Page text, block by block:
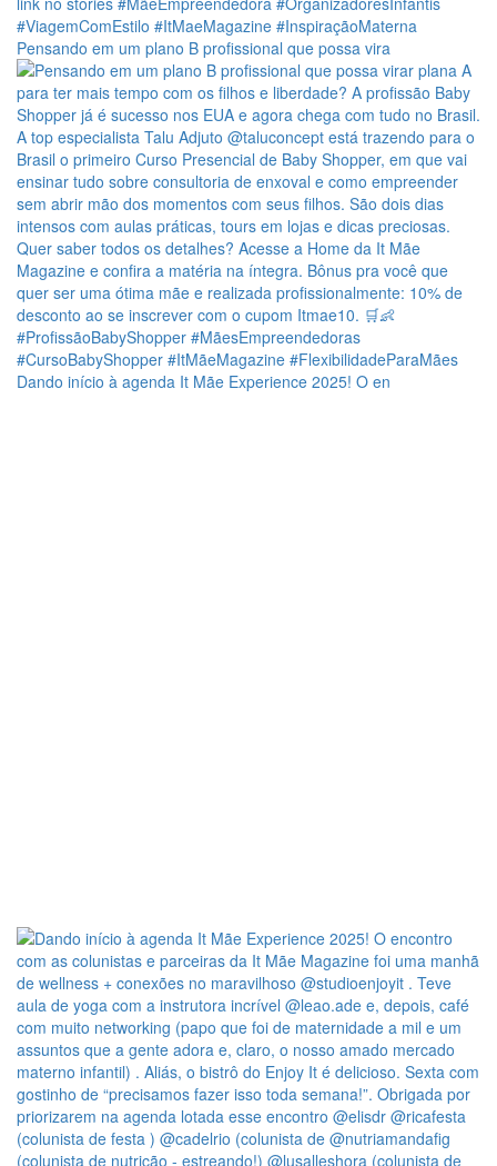
Pensando em um plano B profissional que possa vira
Dando início à agenda It Mãe Experience 2025! O en